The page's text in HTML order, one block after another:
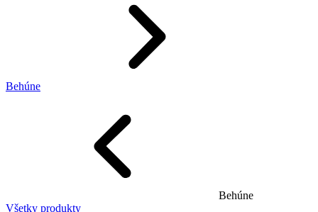
Behúne
Behúne
Všetky produkty